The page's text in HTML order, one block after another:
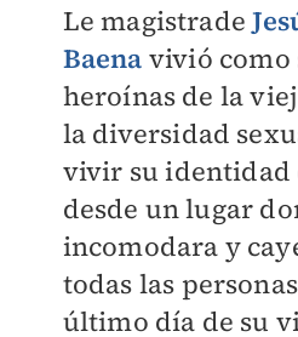
Le magistrade
Baena vivió como
heroínas de la
la diversidad
vivir su identidad
desde un lugar
incomodara y
todas las
último día de su